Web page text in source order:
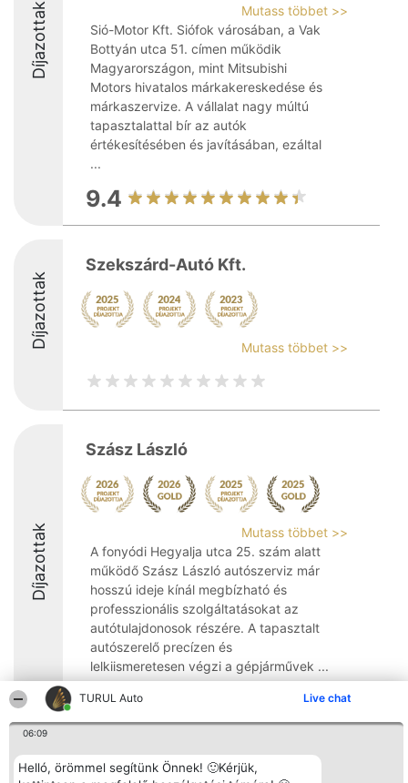
TURUL Auto Live chat
06:09
Helló, örömmel segítünk Önnek! 🙂Kérjük,
Díjazottak
Mutass többet >>
Sió-Motor Kft. Siófok városában, a Vak
Bottyán utca 51. címen működik
Magyarországon, mint Mitsubishi
Motors hivatalos márkakereskedése és
márkaszervize. A vállalat nagy múltú
tapasztalattal bír az autók
értékesítésében és javításában, ezáltal
...
9.4
Díjazottak
Szekszárd-Autó Kft.
Mutass többet >>
Díjazottak
Szász László
Mutass többet >>
A fonyódi Hegyalja utca 25. szám alatt
működő Szász László autószerviz már
hosszú ideje kínál megbízható és
professzionális szolgáltatásokat az
autótulajdonosok részére. A tapasztalt
autószerelő precízen és
lelkiismeretesen végzi a gépjárművek ...
9.4
Rangsorszervező
SC Beautiful Company S.R.L.
Népszavazás
Nyertesek
Elérhetőség
Elérhetőség